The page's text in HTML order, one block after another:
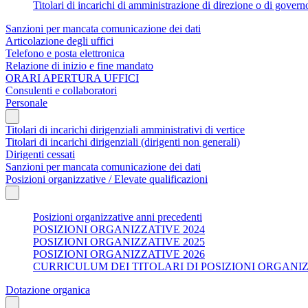
Titolari di incarichi di amministrazione di direzione o di
Sanzioni per mancata comunicazione dei dati
Articolazione degli uffici
Telefono e posta elettronica
Relazione di inizio e fine mandato
ORARI APERTURA UFFICI
Consulenti e collaboratori
Personale
Titolari di incarichi dirigenziali amministrativi di vertice
Titolari di incarichi dirigenziali (dirigenti non generali)
Dirigenti cessati
Sanzioni per mancata comunicazione dei dati
Posizioni organizzative / Elevate qualificazioni
Posizioni organizzative anni precedenti
POSIZIONI ORGANIZZATIVE 2024
POSIZIONI ORGANIZZATIVE 2025
POSIZIONI ORGANIZZATIVE 2026
CURRICULUM DEI TITOLARI DI POSIZIONI
Dotazione organica